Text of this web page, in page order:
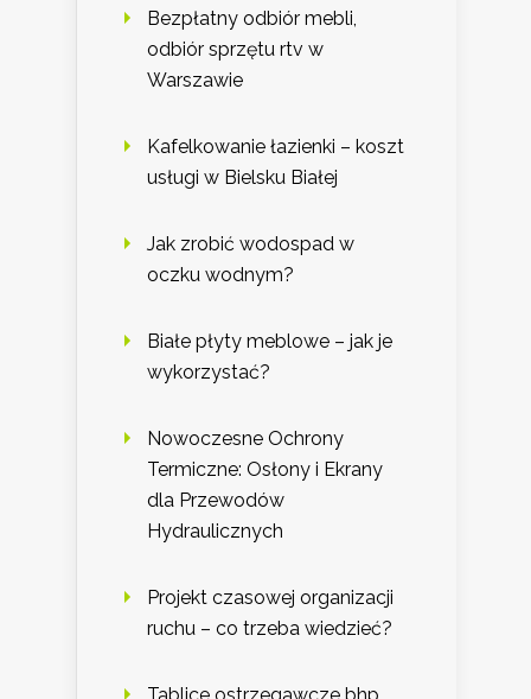
Bezpłatny odbiór mebli,
odbiór sprzętu rtv w
Warszawie
Kafelkowanie łazienki – koszt
usługi w Bielsku Białej
Jak zrobić wodospad w
oczku wodnym?
Białe płyty meblowe – jak je
wykorzystać?
Nowoczesne Ochrony
Termiczne: Osłony i Ekrany
dla Przewodów
Hydraulicznych
Projekt czasowej organizacji
ruchu – co trzeba wiedzieć?
Tablice ostrzegawcze bhp,